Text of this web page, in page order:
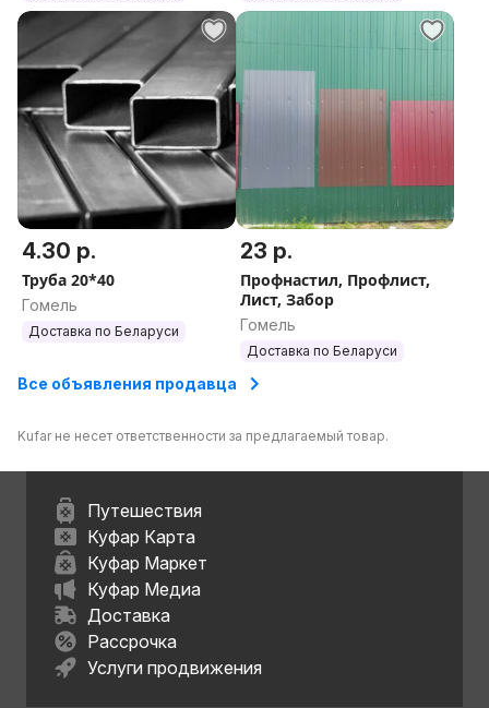
4.30 р.
Труба 20*40
Гомель
Доставка по Беларуси
23 р.
Профнастил, Профлист,
Лист, Забор
Гомель
Доставка по Беларуси
Все объявления продавца
Kufar не несет ответственности за предлагаемый товар.
Путешествия
Куфар Карта
Куфар Маркет
Куфар Медиа
Доставка
Рассрочка
Услуги продвижения